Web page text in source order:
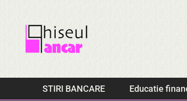
STIRI BANCARE Educatie